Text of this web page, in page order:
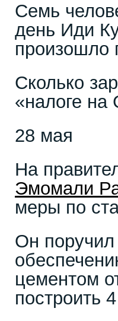
Семь
день Иди
произошло
Сколько
«налоге на
28 мая
На
Эмомали
меры по
Он
цементом
построить